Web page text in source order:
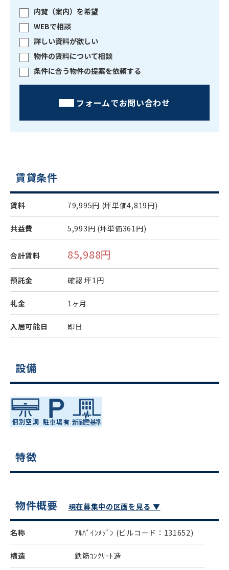
内覧（案内）を希望
WEBで相談
詳しい資料が欲しい
物件の賃料について相談
条件に合う物件の提案を依頼する
フォームでお問い合わせ
賃貸条件
賃料 79,995円 (坪単価4,819円)
共益費 5,993円 (坪単価361円)
合計賃料 85,988円
預託金 確認 坪1円
礼金 1ヶ月
入居可能日 即日
設備
特徴
物件概要 現在募集中の区画を見る ▼
名称 ｱﾙﾊﾟｲﾝﾒｿﾞﾝ (ビルコード：131652)
構造 鉄筋ｺﾝｸﾘｰﾄ造